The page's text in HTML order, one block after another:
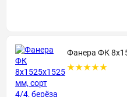
Фанера ФК